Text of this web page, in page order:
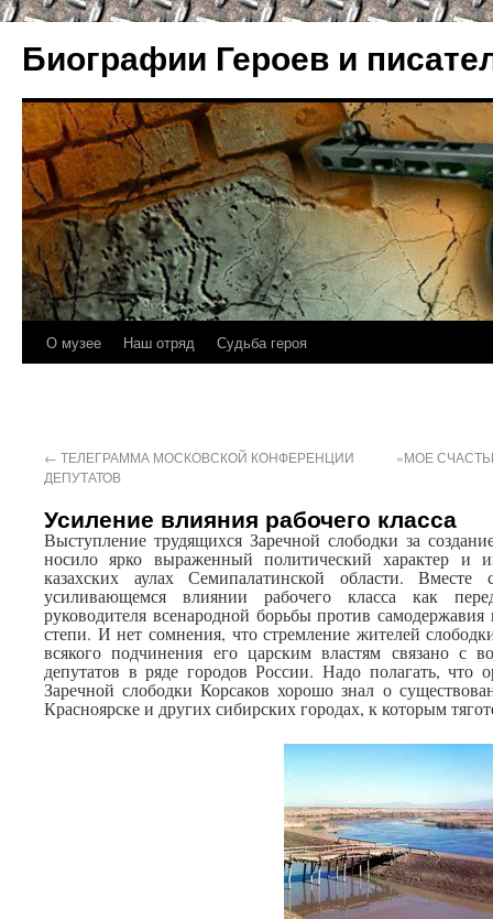
Биографии Героев и
О музее Наш отряд Судьба героя
← ТЕЛЕГРАММА МОСКОВСКОЙ КОНФЕРЕНЦИИ
ДЕПУТАТОВ
«МОЕ
Усиление влияния рабочего класса
Выступление трудящихся Заречной слободки за
носило ярко выраженный политический характер и
казахских аулах Семипалатинской области.
усиливающемся влиянии рабочего класса как
руководителя всенародной борьбы против самодержавия
степи. И нет сомнения, что стремление жителей
всякого подчинения его царским властям связано с
депутатов в ряде городов России. Надо полагать, что
Заречной слободки Корсаков хорошо знал о
Красноярске и других сибирских городах, к которым